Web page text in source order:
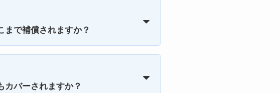
で補償されますか？
バーされますか？